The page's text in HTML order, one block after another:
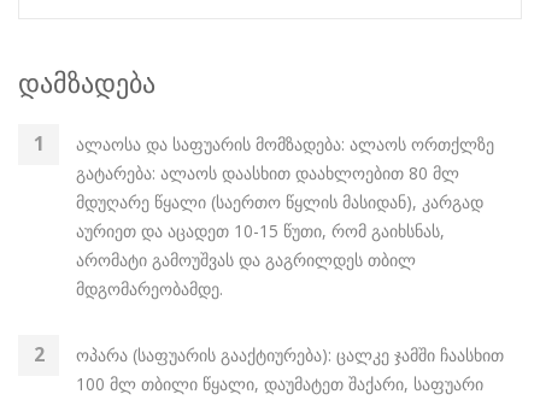
დამზადება
ალაოსა და საფუარის მომზადება: ალაოს ორთქლზე
გატარება: ალაოს დაასხით დაახლოებით 80 მლ
მდუღარე წყალი (საერთო წყლის მასიდან), კარგად
აურიეთ და აცადეთ 10-15 წუთი, რომ გაიხსნას,
არომატი გამოუშვას და გაგრილდეს თბილ
მდგომარეობამდე.
ოპარა (საფუარის გააქტიურება): ცალკე ჯამში ჩაასხით
100 მლ თბილი წყალი, დაუმატეთ შაქარი, საფუარი